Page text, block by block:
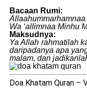
Bacaan Rumi:
Wa ‘allimnaa Minhu
Maksudnya:
Ya Allah rahmatilah
daripadanya apa
malam, dan
Doa Khatam Quran –